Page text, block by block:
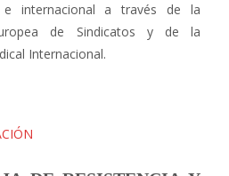
e internacional a través de la
de Sindicatos y de la
Internacional.